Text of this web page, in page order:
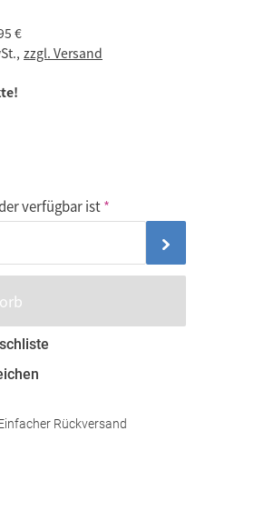
€
zzgl. Versand
verfügbar ist
Rückversand